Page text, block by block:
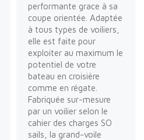
performante grace à sa
coupe orientée. Adaptée
à tous types de voiliers,
elle est faite pour
exploiter au maximum le
potentiel de votre
bateau en croisière
comme en régate.
Fabriquée sur-mesure
par un voilier selon le
cahier des charges SO
sails, la grand-voile